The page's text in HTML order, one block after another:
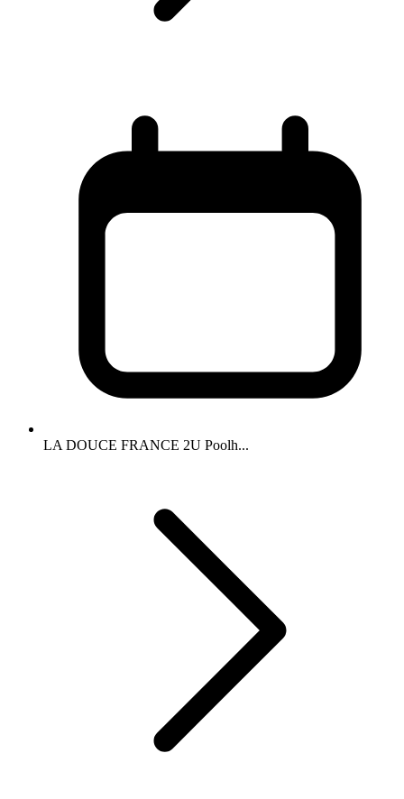
LA DOUCE FRANCE 2U Poolh...